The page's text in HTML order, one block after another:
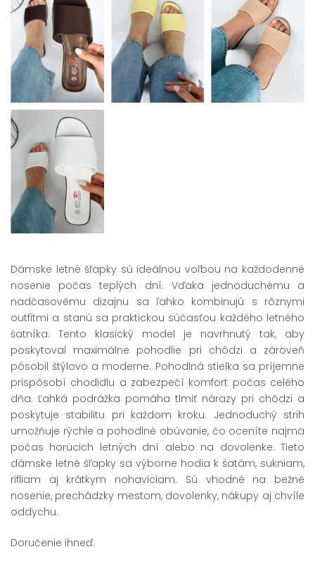
Dámske letné šľapky sú ideálnou voľbou na každodenné
nosenie počas teplých dní. Vďaka jednoduchému a
nadčasovému dizajnu sa ľahko kombinujú s rôznymi
outfitmi a stanú sa praktickou súčasťou každého letného
šatníka. Tento klasický model je navrhnutý tak, aby
poskytoval maximálne pohodlie pri chôdzi a zároveň
pôsobil štýlovo a moderne. Pohodlná stielka sa príjemne
prispôsobí chodidlu a zabezpečí komfort počas celého
dňa. Ľahká podrážka pomáha tlmiť nárazy pri chôdzi a
poskytuje stabilitu pri každom kroku. Jednoduchý strih
umožňuje rýchle a pohodlné obúvanie, čo oceníte najmä
počas horúcich letných dní alebo na dovolenke. Tieto
dámske letné šľapky sa výborne hodia k šatám, sukniam,
rifliam aj krátkym nohaviciam. Sú vhodné na bežné
nosenie, prechádzky mestom, dovolenky, nákupy aj chvíle
oddychu.
Doručenie ihneď.